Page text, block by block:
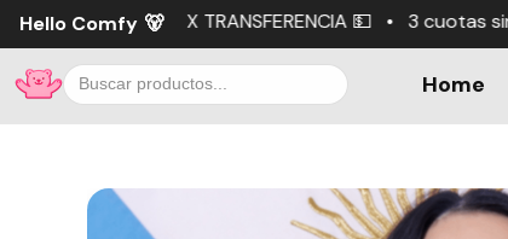
Hello Comfy 🐻
• 3 cuotas sin interés 🧸 💳 10% OFF X
Home